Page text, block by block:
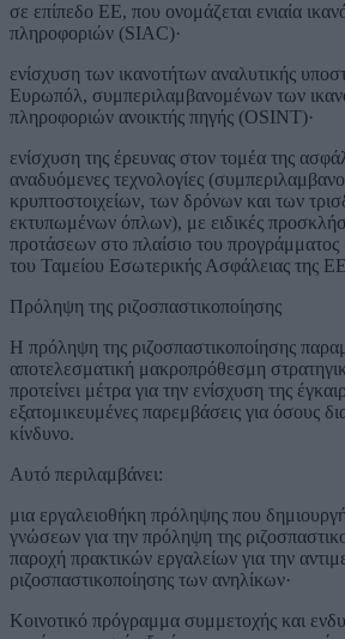
σε επίπεδο ΕΕ, που ονομάζεται ενιαία
πληροφοριών (SIAC)·
ενίσχυση των ικανοτήτων αναλυτικής
Ευρωπόλ, συμπεριλαμβανομένων των
πληροφοριών ανοικτής πηγής (OSINT)·
ενίσχυση της έρευνας στον τομέα της
αναδυόμενες τεχνολογίες
κρυπτοστοιχείων, των δρόνων και των
εκτυπωμένων όπλων), με ειδικές
προτάσεων στο πλαίσιο του
του Ταμείου Εσωτερικής Ασφάλειας της
Πρόληψη της ριζοσπαστικοποίησης
Η πρόληψη της ριζοσπαστικοποίησης
αποτελεσματική μακροπρόθεσμη
προτείνει μέτρα για την ενίσχυση της
εξατομικευμένες παρεμβάσεις για όσους
κίνδυνο.
Αυτό περιλαμβάνει:
μια εργαλειοθήκη πρόληψης που
γνώσεων για την πρόληψη της
παροχή πρακτικών εργαλείων για την
ριζοσπαστικοποίησης των ανηλίκων·
Κοινοτικό πρόγραμμα συμμετοχής και